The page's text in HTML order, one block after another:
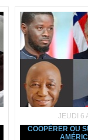
JEUDI 6
COOPÉRER OU